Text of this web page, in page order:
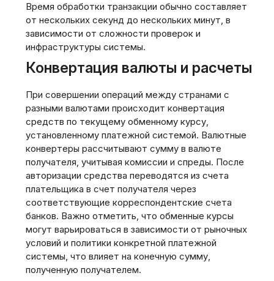
Время обработки транзакции обычно составляет
от нескольких секунд до нескольких минут, в
зависимости от сложности проверок и
инфраструктуры системы.
Конвертация валюты и расчеты
При совершении операций между странами с
разными валютами происходит конвертация
средств по текущему обменному курсу,
установленному платежной системой. Валютные
конвертеры рассчитывают сумму в валюте
получателя, учитывая комиссии и спреды. После
авторизации средства переводятся из счета
плательщика в счет получателя через
соответствующие корреспондентские счета
банков. Важно отметить, что обменные курсы
могут варьироваться в зависимости от рыночных
условий и политики конкретной платежной
системы, что влияет на конечную сумму,
полученную получателем.